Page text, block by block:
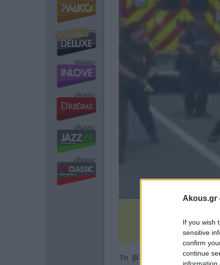
Akous.gr
If you wish
sensitive
confirm
continue
information
Το βίντεο που